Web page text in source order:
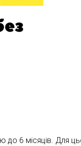
6 місяців. Для